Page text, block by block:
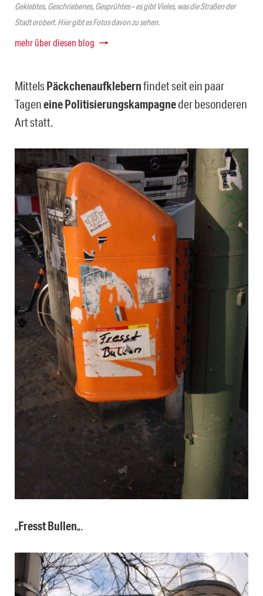
Geklebtes, Geschriebenes, Gesprühtes – es gibt Vieles, was die Straßen der
Stadt erobert. Hier gibt es Fotos davon zu sehen.
mehr über diesen blog
MittelsPäckchenaufklebernfindet seit ein paar
Tageneine Politisierungskampagneder besonderen
Art statt.
„Fresst Bullen„.